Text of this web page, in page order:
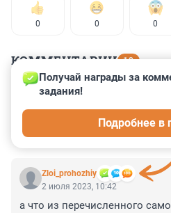
0 0 0
КОММЕНТАРИИ 19
Гость
А в Гатчинском районе?
Zloi_prohozhiy
Получай награды за
задания!
Подробнее в
2 июля 2023, 10:42
а что из перечисленного